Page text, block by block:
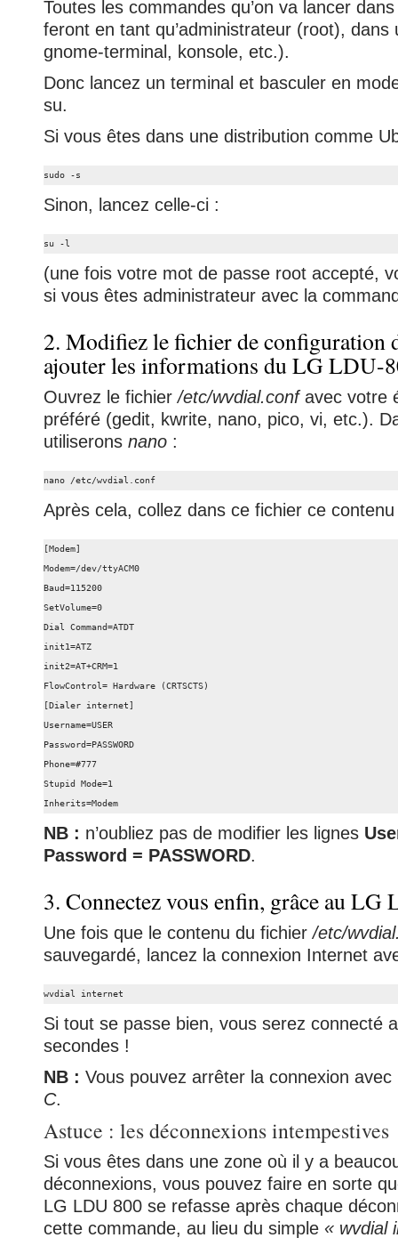
Toutes les commandes qu’on va lancer
feront en tant qu’administrateur (root),
gnome-terminal, konsole, etc.).
Donc lancez un terminal et basculer en
su.
Si vous êtes dans une distribution comme
sudo -s
Sinon, lancez celle-ci :
su -l
(une fois votre mot de passe root accepté,
si vous êtes administrateur avec la
2. Modifiez le fichier de configuration
ajouter les informations du LG LDU-
Ouvrez le fichier/etc/wvdial.confavec votre
préféré (gedit, kwrite, nano, pico, vi, etc.).
utiliserons nano :
nano /etc/wvdial.conf
Après cela, collez dans ce fichier ce
[Modem]
Modem=/dev/ttyACM0
Baud=115200
SetVolume=0
Dial Command=ATDT
init1=ATZ
init2=AT+CRM=1
FlowControl= Hardware (CRTSCTS)
[Dialer internet]
Username=USER
Password=PASSWORD
Phone=#777
Stupid Mode=1
Inherits=Modem
NB : n’oubliez pas de modifier les lignes
Password = PASSWORD.
3. Connectez vous enfin, grâce au LG
Une fois que le contenu du fichier/etc/
sauvegardé, lancez la connexion Internet
wvdial internet
Si tout se passe bien, vous serez connecté
secondes !
NB : Vous pouvez arrêter la connexion
C.
Astuce : les déconnexions intempestives
Si vous êtes dans une zone où il y a
déconnexions, vous pouvez faire en sorte
LG LDU 800 se refasse après chaque
cette commande, au lieu du simple « wvdial